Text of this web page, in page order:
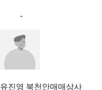
-
유진영 북천안매매상사